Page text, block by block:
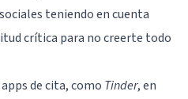
teniendo en cuenta
crítica para no creerte todo
de cita, como Tinder, en